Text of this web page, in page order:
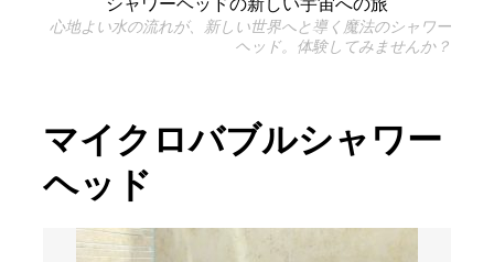
心地よい水の流れが、新しい世界へと導く魔法のシャワー
ヘッド。体験してみませんか？
マイクロバブルシャワー
ヘッド